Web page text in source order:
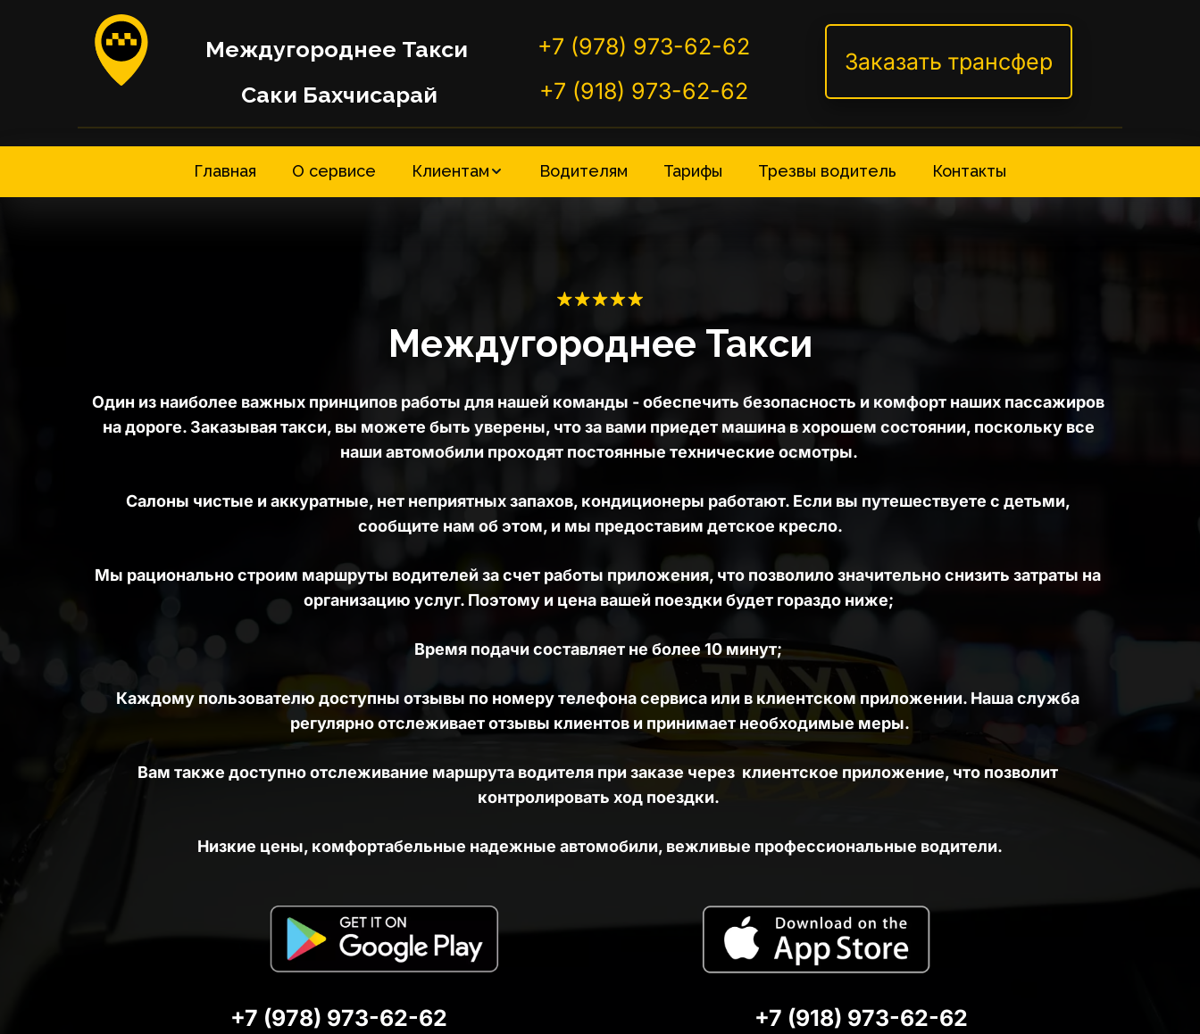
Междугороднее Такси
Саки Бахчисарай
+7 (978) 973-62-62
+7 (918) 973-62-62
Заказать трансфер
Главная О сервисе Клиентам Водителям Тарифы Трезвы водитель Контакты
Междугороднее Такси
Один из наиболее важных принципов работы для нашей команды - обеспечить безопасность и комфорт наших пассажиров
на дороге. Заказывая такси, вы можете быть уверены, что за вами приедет машина в хорошем состоянии, поскольку все
наши автомобили проходят постоянные технические осмотры.
Салоны чистые и аккуратные, нет неприятных запахов, кондиционеры работают. Если вы путешествуете с детьми,
сообщите нам об этом, и мы предоставим детское кресло.
Мы рационально строим маршруты водителей за счет работы приложения, что позволило значительно снизить затраты на
организацию услуг. Поэтому и цена вашей поездки будет гораздо ниже;
Время подачи составляет не более 10 минут;
Каждому пользователю доступны отзывы по номеру телефона сервиса или в клиентском приложении. Наша служба
регулярно отслеживает отзывы клиентов и принимает необходимые меры.
Вам также доступно отслеживание маршрута водителя при заказе через  клиентское приложение, что позволит
контролировать ход поездки.
Низкие цены, комфортабельные надежные автомобили, вежливые профессиональные водители.
+7 (978) 973-62-62 +7 (918) 973-62-62